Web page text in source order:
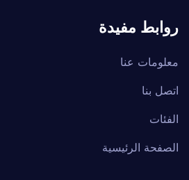
روابط مفيدة
معلومات عنا
اتصل بنا
الفئات
الصفحة الرئيسية